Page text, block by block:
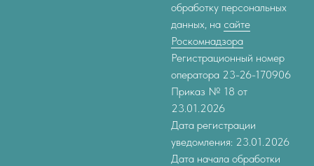
обработку персональных
данных, на сайте
Роскомнадзора
Регистрационный номер
оператора 23-26-170906
Приказ № 18 от
23.01.2026
Дата регистрации
уведомления: 23.01.2026
Дата начала обработки